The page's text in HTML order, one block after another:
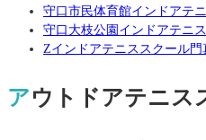
守口市民体育館インドアテ
守口大枝公園インドアテニ
Zインドアテニススクール門
アウトドアテニ